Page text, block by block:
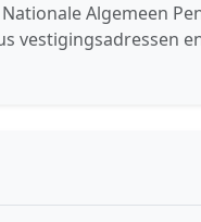
Algemeen
vestigingsadressen